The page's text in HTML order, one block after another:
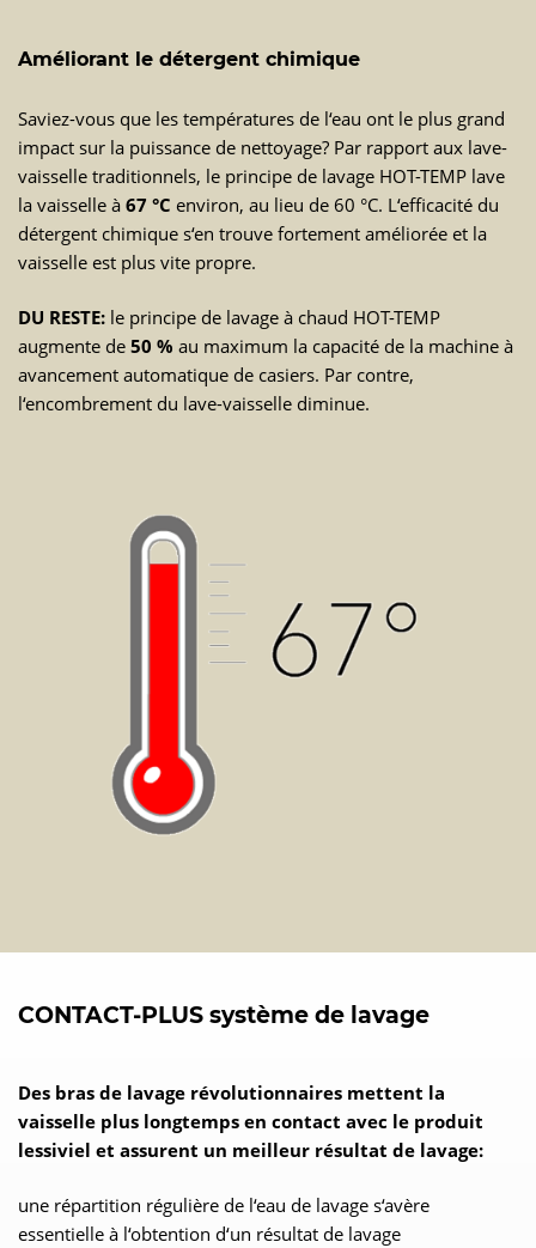
Améliorant le détergent chimique
Saviez-vous que les températures de l‘eau ont le plus grand
impact sur la puissance de nettoyage? Par rapport aux lave-
vaisselle traditionnels, le principe de lavage HOT-TEMP lave
la vaisselle à 67 °C environ, au lieu de 60 °C. L‘efficacité du
détergent chimique s‘en trouve fortement améliorée et la
vaisselle est plus vite propre.
DU RESTE: le principe de lavage à chaud HOT-TEMP
augmente de 50 % au maximum la capacité de la machine à
avancement automatique de casiers. Par contre,
l‘encombrement du lave-vaisselle diminue.
CONTACT-PLUS système de lavage
Des bras de lavage révolutionnaires mettent la
vaisselle plus longtemps en contact avec le produit
lessiviel et assurent un meilleur résultat de lavage:
une répartition régulière de l‘eau de lavage s‘avère
essentielle à l‘obtention d‘un résultat de lavage